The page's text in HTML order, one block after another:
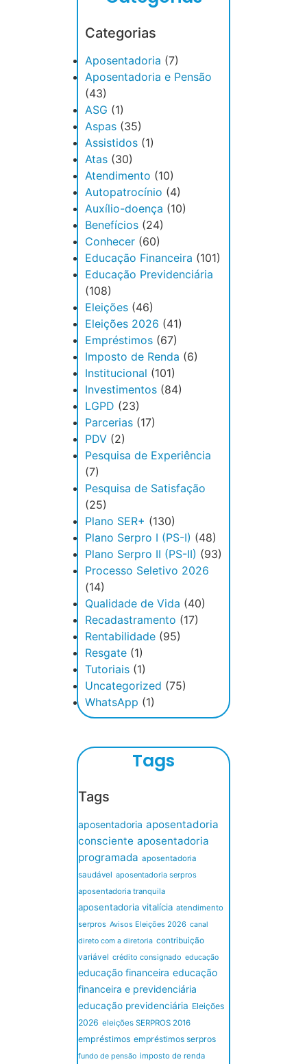
Categorias
Aposentadoria (7)
Aposentadoria e Pensão
(43)
ASG (1)
Aspas (35)
Assistidos (1)
Atas (30)
Atendimento (10)
Autopatrocínio (4)
Auxílio-doença (10)
Benefícios (24)
Conhecer (60)
Educação Financeira (101)
Educação Previdenciária
(108)
Eleições (46)
Eleições 2026 (41)
Empréstimos (67)
Imposto de Renda (6)
Institucional (101)
Investimentos (84)
LGPD (23)
Parcerias (17)
PDV (2)
Pesquisa de Experiência
(7)
Pesquisa de Satisfação
(25)
Plano SER+ (130)
Plano Serpro I (PS-I) (48)
Plano Serpro II (PS-II) (93)
Processo Seletivo 2026
(14)
Qualidade de Vida (40)
Recadastramento (17)
Rentabilidade (95)
Resgate (1)
Tutoriais (1)
Uncategorized (75)
WhatsApp (1)
Tags
Tags
aposentadoria aposentadoria
consciente aposentadoria
programada aposentadoria
saudável aposentadoria serpros
aposentadoria tranquila
aposentadoria vitalícia atendimento
serpros Avisos Eleições 2026 canal
direto com a diretoria contribuição
variável crédito consignado educação
educação financeira educação
financeira e previdenciária
educação previdenciária Eleições
2026 eleições SERPROS 2016
empréstimos empréstimos serpros
fundo de pensão imposto de renda